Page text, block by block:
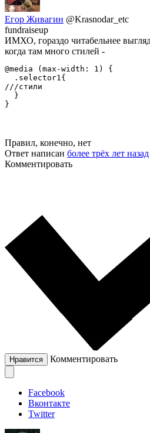
Егор Живагин @Krasnodar_etc
fundraiseup
ИМХО, гораздо читабельнее
когда там много стилей -
@media (max-width: 1) {
  .selector1{
///стили
  }
}
Правил, конечно, нет
Ответ написан более трёх лет назад
Комментировать
Нравится Комментировать
Facebook
Вконтакте
Twitter